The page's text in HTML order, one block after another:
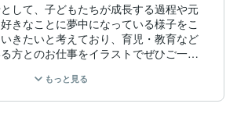
して、子どもたちが成長する過程や元
きなことに夢中になっている様子をこ
きたいと考えており、育児・教育など
方とのお仕事をイラストでぜひご一緒
いてもぜひお気軽にご相談くださいま
もっと見る